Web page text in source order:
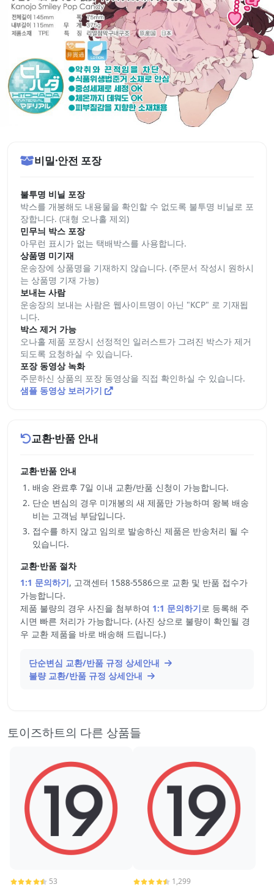
비밀·안전 포장
불투명 비닐 포장
박스를 개봉해도 내용물을 확인할 수 없도록 불투명 비닐로 포
장합니다. (대형 오나홀 제외)
민무늬 박스 포장
아무런 표시가 없는 택배박스를 사용합니다.
상품명 미기재
운송장에 상품명을 기재하지 않습니다. (주문서 작성시 원하시
는 상품명 기재 가능)
보내는 사람
운송장의 보내는 사람은 웹사이트명이 아닌 "KCP" 로 기재됩
니다.
박스 제거 가능
오나홀 제품 포장시 선정적인 일러스트가 그려진 박스가 제거
되도록 요청하실 수 있습니다.
포장 동영상 녹화
주문하신 상품의 포장 동영상을 직접 확인하실 수 있습니다.
샘플 동영상 보러가기
교환·반품 안내
교환·반품 안내
배송 완료후 7일 이내 교환/반품 신청이 가능합니다.
단순 변심의 경우 미개봉의 새 제품만 가능하며 왕복 배송
비는 고객님 부담입니다.
접수를 하지 않고 임의로 발송하신 제품은 반송처리 될 수
있습니다.
교환·반품 절차
1:1 문의하기, 고객센터 1588-5586으로 교환 및 반품 접수가
가능합니다.
제품 불량의 경우 사진을 첨부하여 1:1 문의하기로 등록해 주
시면 빠른 처리가 가능합니다. (사진 상으로 불량이 확인될 경
우 교환 제품을 바로 배송해 드립니다.)
단순변심 교환/반품 규정 상세안내
불량 교환/반품 규정 상세안내
토이즈하트의 다른 상품들
53 1,299